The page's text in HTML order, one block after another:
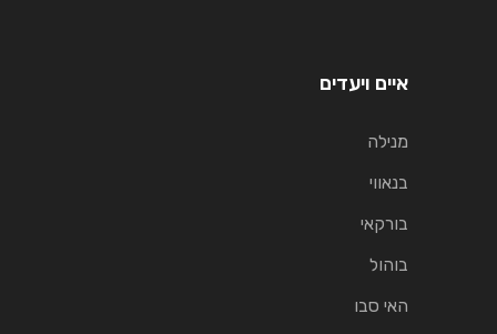
איים ויעדים
מנילה
בנאווי
בורקאי
בוהול
האי סבו